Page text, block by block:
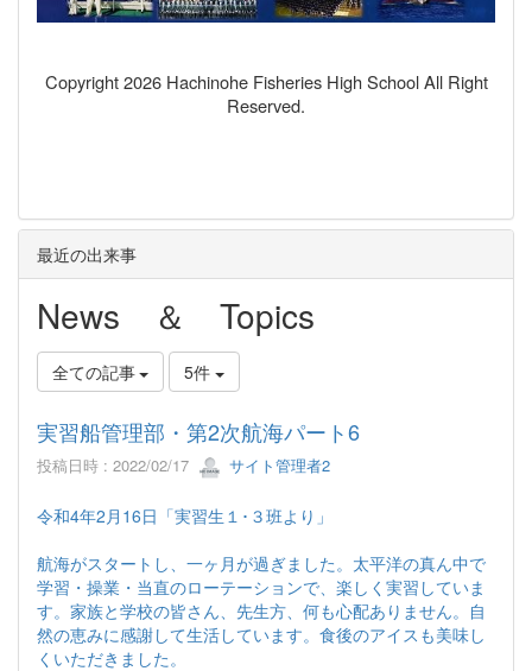
Copyright 2026 Hachinohe Fisheries High School All Right
Reserved.
最近の出来事
News ＆ Topics
全ての記事 5件
実習船管理部・第2次航海パート6
投稿日時 : 2022/02/17 サイト管理者2
令和4年2月16日「実習生１･３班より」
航海がスタートし、一ヶ月が過ぎました。太平洋の真ん中で
学習・操業・当直のローテーションで、楽しく実習していま
す。家族と学校の皆さん、先生方、何も心配ありません。自
然の恵みに感謝して生活しています。食後のアイスも美味し
くいただきました。